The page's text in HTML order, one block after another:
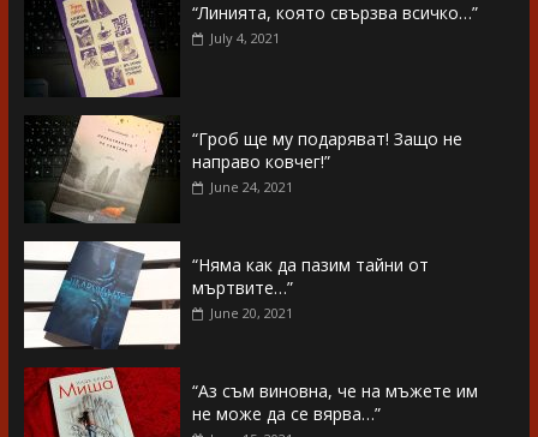
“Линията, която свързва всичко…”
July 4, 2021
“Гроб ще му подаряват! Защо не
направо ковчег!”
June 24, 2021
“Няма как да пазим тайни от
мъртвите…”
June 20, 2021
“Аз съм виновна, че на мъжете им
не може да се вярва…”